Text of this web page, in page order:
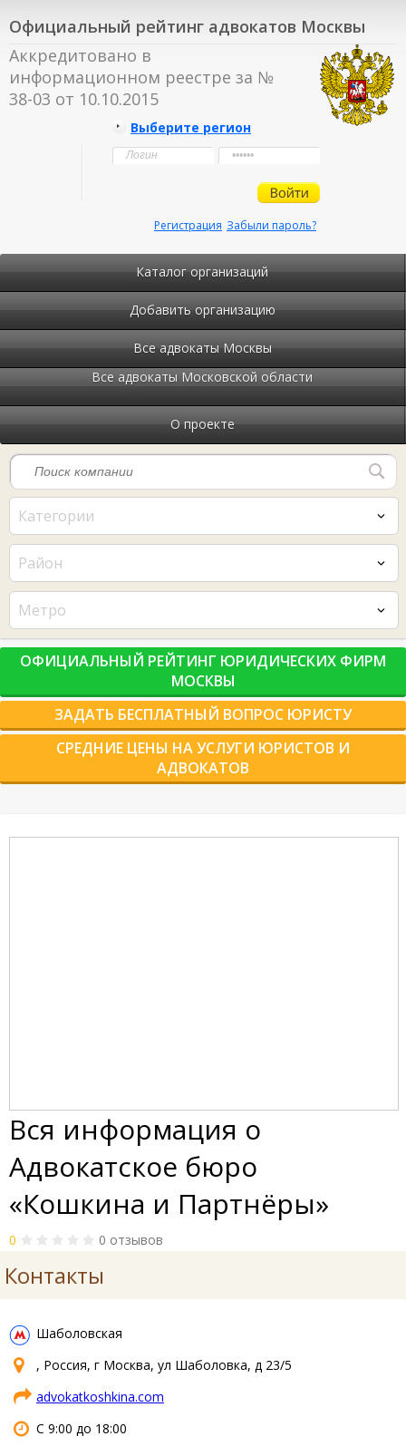
Официальный рейтинг адвокатов Москвы
Аккредитовано в
информационном реестре за №
38-03 от 10.10.2015
Выберите регион
Забыли пароль?
Регистрация
Каталог организаций
Добавить организацию
Все адвокаты Москвы
Все адвокаты Московской области
О проекте
Категории
Район
Метро
ОФИЦИАЛЬНЫЙ РЕЙТИНГ ЮРИДИЧЕСКИХ ФИРМ
МОСКВЫ
ЗАДАТЬ БЕСПЛАТНЫЙ ВОПРОС ЮРИСТУ
СРЕДНИЕ ЦЕНЫ НА УСЛУГИ ЮРИСТОВ И
АДВОКАТОВ
Вся информация о
Адвокатское бюро
«Кошкина и Партнёры»
0 0 отзывов
Контакты
Шаболовская
, Россия, г Москва, ул Шаболовка, д 23/5
advokatkoshkina.com
С 9:00 до 18:00